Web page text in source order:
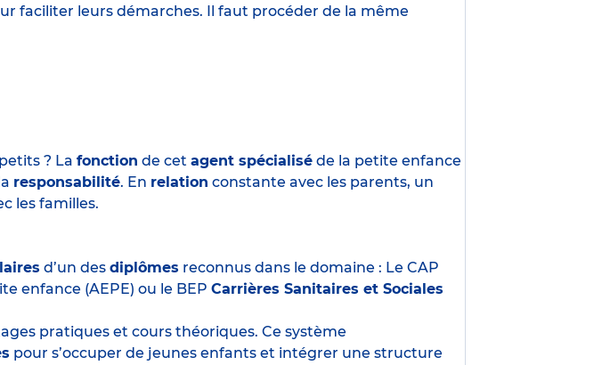
faciliter leurs démarches. Il faut procéder de la même
? La fonction de cet agent spécialisé de la petite enfance
responsabilité. En relation constante avec les parents, un
les familles.
d’un des diplômes reconnus dans le domaine : Le CAP
enfance (AEPE) ou le BEP Carrières Sanitaires et Sociales
pratiques et cours théoriques. Ce système
pour s’occuper de jeunes enfants et intégrer une structure